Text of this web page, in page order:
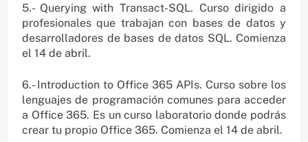
5.- Querying with Transact-SQL. Curso dirigido a
profesionales que trabajan con bases de datos y
desarrolladores de bases de datos SQL. Comienza
el 14 de abril.
6.- Introduction to Office 365 APIs. Curso sobre los
lenguajes de programación comunes para acceder
a Office 365. Es un curso laboratorio donde podrás
crear tu propio Office 365. Comienza el 14 de abril.